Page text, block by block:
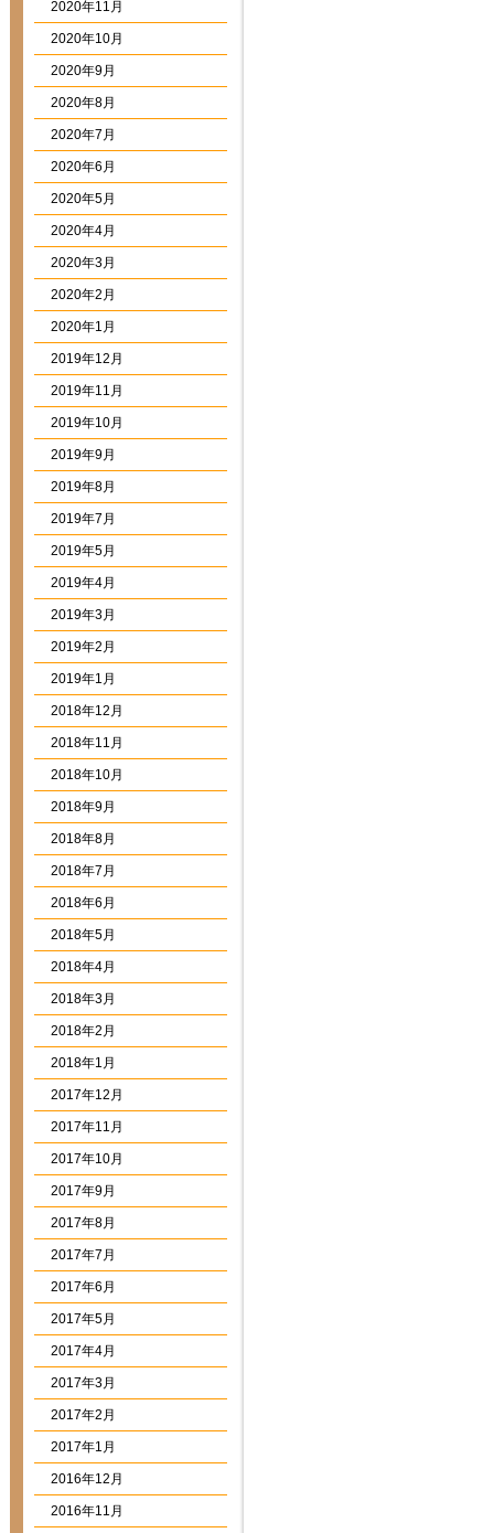
2020年11月
2020年10月
2020年9月
2020年8月
2020年7月
2020年6月
2020年5月
2020年4月
2020年3月
2020年2月
2020年1月
2019年12月
2019年11月
2019年10月
2019年9月
2019年8月
2019年7月
2019年5月
2019年4月
2019年3月
2019年2月
2019年1月
2018年12月
2018年11月
2018年10月
2018年9月
2018年8月
2018年7月
2018年6月
2018年5月
2018年4月
2018年3月
2018年2月
2018年1月
2017年12月
2017年11月
2017年10月
2017年9月
2017年8月
2017年7月
2017年6月
2017年5月
2017年4月
2017年3月
2017年2月
2017年1月
2016年12月
2016年11月